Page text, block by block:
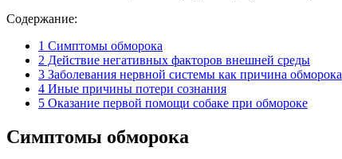
Содержание:
1 Симптомы обморока
2 Действие негативных факторов внешней среды
3 Заболевания нервной системы как причина обморока
4 Иные причины потери сознания
5 Оказание первой помощи собаке при обмороке
Симптомы обморока